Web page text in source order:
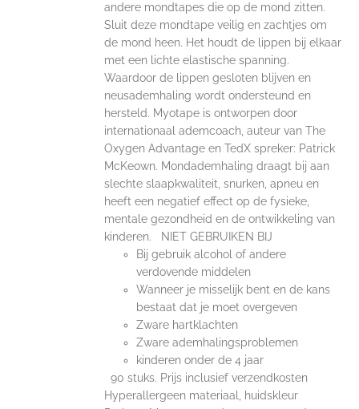
andere mondtapes die op de mond zitten.
Sluit deze mondtape veilig en zachtjes om
de mond heen. Het houdt de lippen bij elkaar
met een lichte elastische spanning.
Waardoor de lippen gesloten blijven en
neusademhaling wordt ondersteund en
hersteld. Myotape is ontworpen door
internationaal ademcoach, auteur van The
Oxygen Advantage en TedX spreker: Patrick
McKeown. Mondademhaling draagt bij aan
slechte slaapkwaliteit, snurken, apneu en
heeft een negatief effect op de fysieke,
mentale gezondheid en de ontwikkeling van
kinderen. NIET GEBRUIKEN BIJ
Bij gebruik alcohol of andere
verdovende middelen
Wanneer je misselijk bent en de kans
bestaat dat je moet overgeven
Zware hartklachten
Zware ademhalingsproblemen
kinderen onder de 4 jaar
90 stuks. Prijs inclusief verzendkosten
Hyperallergeen materiaal, huidskleur